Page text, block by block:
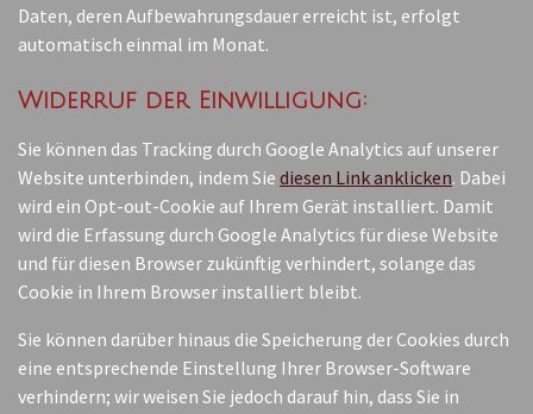
Daten, deren Aufbewahrungsdauer erreicht ist, erfolgt
automatisch einmal im Monat.
Widerruf der Einwilligung:
Sie können das Tracking durch Google Analytics auf unserer
Website unterbinden, indem Sie diesen Link anklicken. Dabei
wird ein Opt-out-Cookie auf Ihrem Gerät installiert. Damit
wird die Erfassung durch Google Analytics für diese Website
und für diesen Browser zukünftig verhindert, solange das
Cookie in Ihrem Browser installiert bleibt.
Sie können darüber hinaus die Speicherung der Cookies durch
eine entsprechende Einstellung Ihrer Browser-Software
verhindern; wir weisen Sie jedoch darauf hin, dass Sie in